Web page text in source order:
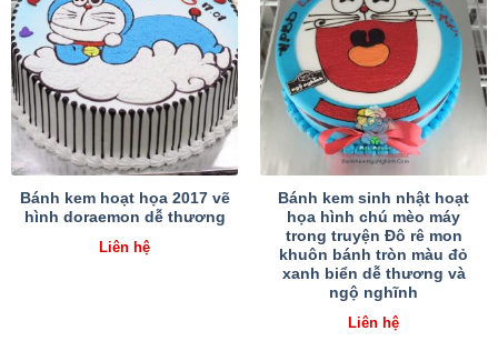
Bánh kem hoạt họa 2017 vẽ
hình doraemon dễ thương
Liên hệ
Bánh kem sinh nhật hoạt
họa hình chú mèo máy
trong truyện Đô rê mon
khuôn bánh tròn màu đỏ
xanh biển dễ thương và
ngộ nghĩnh
Liên hệ